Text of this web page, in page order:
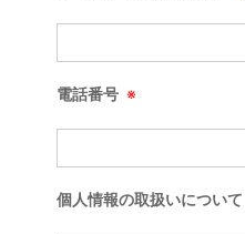
電話番号 ※
個人情報の取扱いについて